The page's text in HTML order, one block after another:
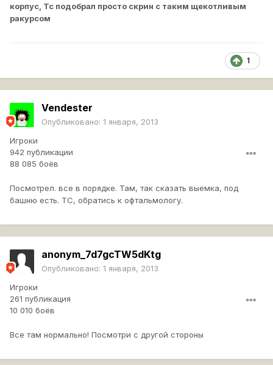
корпус, Тс подобрал просто скрин с таким щекотливым
ракурсом
1
Vendester
Опубликовано: 1 января, 2013
Игроки
942 публикации
88 085 боёв
Посмотрел. все в порядке. Там, так сказать выемка, под
башню есть. ТС, обратись к офтальмологу.
anonym_7d7gcTW5dKtg
Опубликовано: 1 января, 2013
Игроки
261 публикация
10 010 боёв
Все там нормально! Посмотри с другой стороны